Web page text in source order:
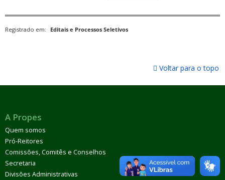
Registrado em: Editais e Processos Seletivos
Voltar para o topo
A Propes
Quem somos
Pró-Reitores
Comissões, Comitês e Conselhos
Secretaria
Divisões Administrativas